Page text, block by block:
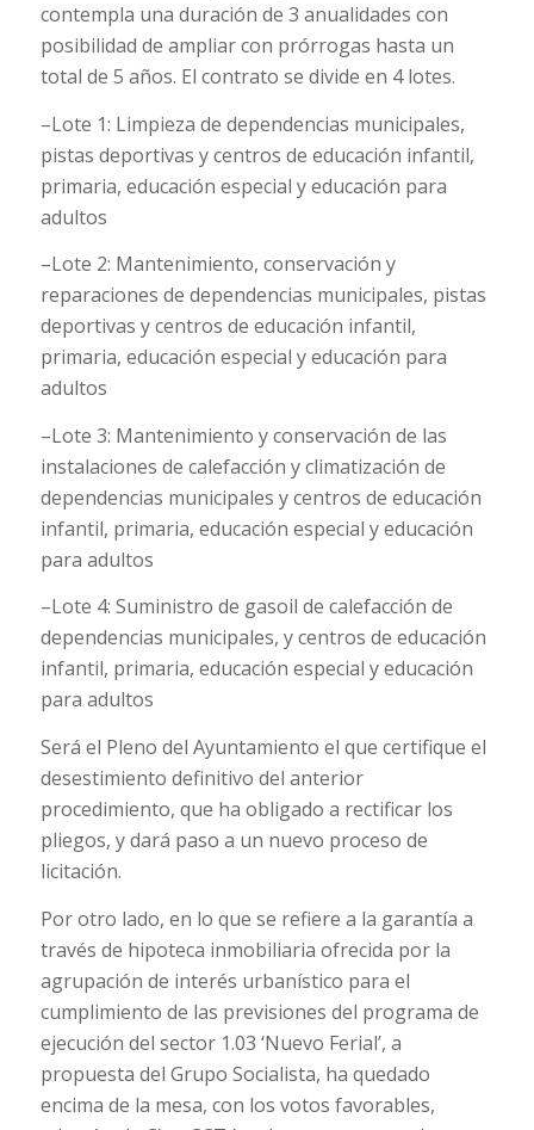
contempla una duración de 3 anualidades con
posibilidad de ampliar con prórrogas hasta un
total de 5 años. El contrato se divide en 4 lotes.
–Lote 1: Limpieza de dependencias municipales,
pistas deportivas y centros de educación infantil,
primaria, educación especial y educación para
adultos
–Lote 2: Mantenimiento, conservación y
reparaciones de dependencias municipales, pistas
deportivas y centros de educación infantil,
primaria, educación especial y educación para
adultos
–Lote 3: Mantenimiento y conservación de las
instalaciones de calefacción y climatización de
dependencias municipales y centros de educación
infantil, primaria, educación especial y educación
para adultos
–Lote 4: Suministro de gasoil de calefacción de
dependencias municipales, y centros de educación
infantil, primaria, educación especial y educación
para adultos
Será el Pleno del Ayuntamiento el que certifique el
desestimiento definitivo del anterior
procedimiento, que ha obligado a rectificar los
pliegos, y dará paso a un nuevo proceso de
licitación.
Por otro lado, en lo que se refiere a la garantía a
través de hipoteca inmobiliaria ofrecida por la
agrupación de interés urbanístico para el
cumplimiento de las previsiones del programa de
ejecución del sector 1.03 ‘Nuevo Ferial’, a
propuesta del Grupo Socialista, ha quedado
encima de la mesa, con los votos favorables,